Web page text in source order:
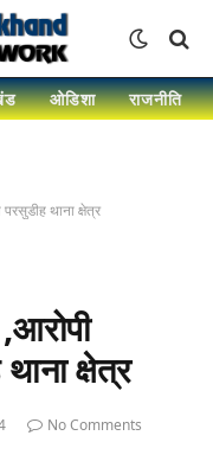
ओडिशा राजनीति
थाना क्षेत्र
क्षेत्र
No Comments